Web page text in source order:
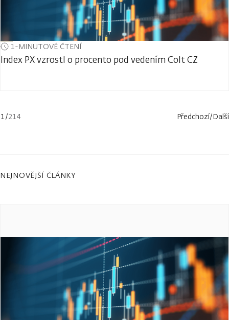
1-MINUTOVÉ ČTENÍ
Index PX vzrostl o procento pod vedením Colt CZ
1/214 Předchozí/Další
NEJNOVĚJŠÍ ČLÁNKY